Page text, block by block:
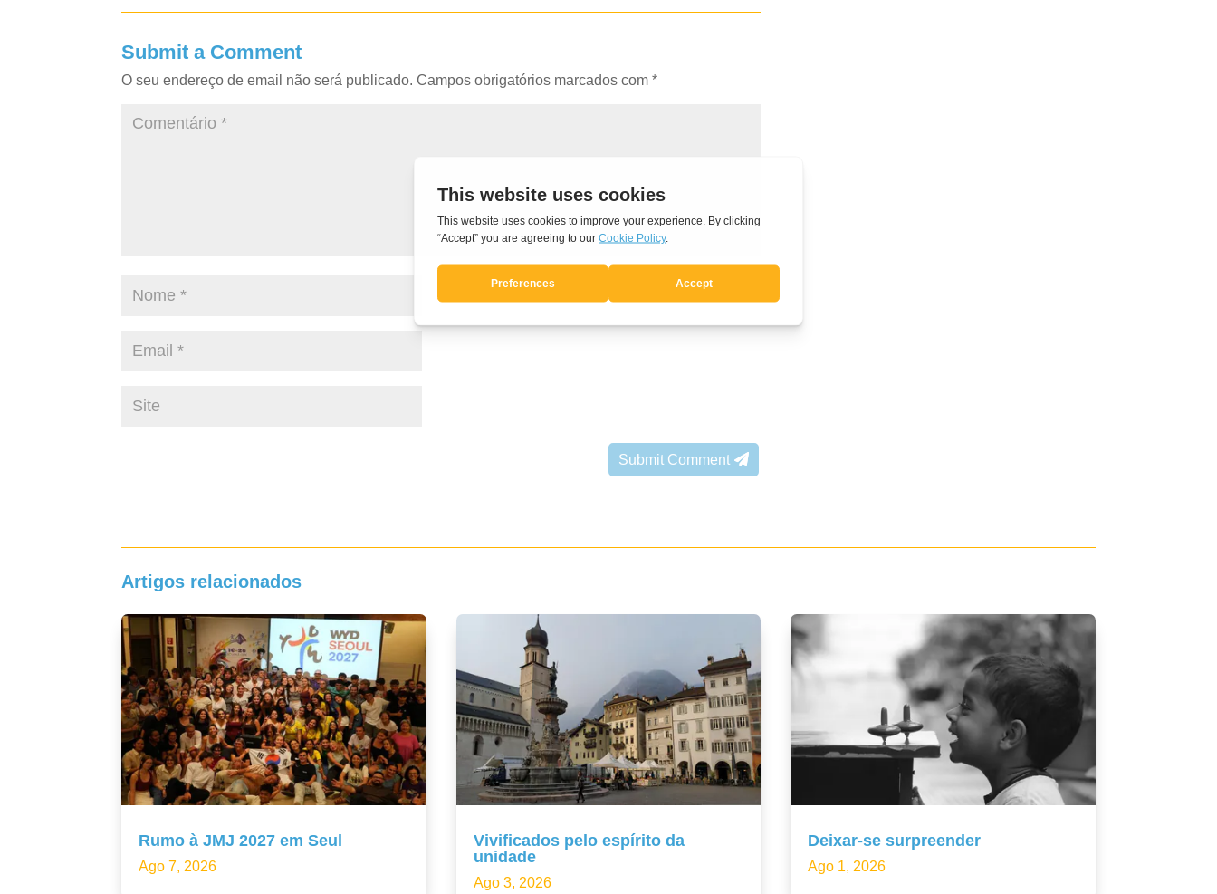
Submit a Comment
O seu endereço de email não será publicado. Campos obrigatórios marcados com*
Submit Comment
Artigos relacionados
Rumo à JMJ 2027 em Seul
Ago 7, 2026
Vivificados pelo espírito da
unidade
Ago 3, 2026
Deixar-se surpreender
Ago 1, 2026